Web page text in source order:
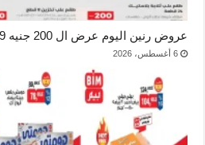
عروض رنين اليوم عرض ال 200 جنيه 9 – 10 اغسطس 2026
6 أغسطس، 2026